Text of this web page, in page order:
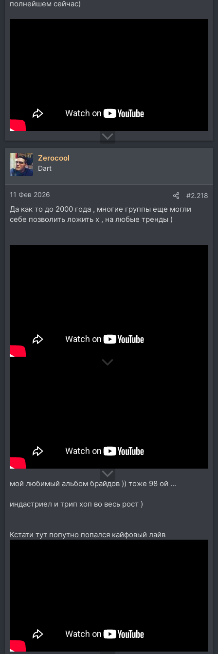
полнейшем сейчас)
Zerocool
Dart
11 Фев 2026 #2.218
Да как то до 2000 года , многие группы еще могли
себе позволить ложить х , на любые тренды )
мой любимый альбом брайдов )) тоже 98 ой ...
индастриел и трип хоп во весь рост )
Кстати тут попутно попался кайфовый лайв